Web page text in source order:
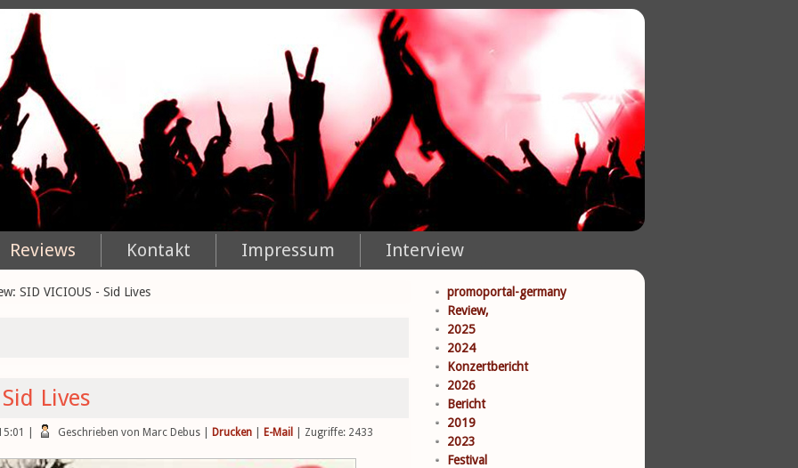
Reviews Kontakt Impressum Interview
SID VICIOUS - Sid Lives
Lives
Geschrieben von Marc Debus Drucken E-Mail | Zugriffe: 2433
promoportal-germany
Review,
2025
2024
Konzertbericht
2026
Bericht
2019
2023
Festival